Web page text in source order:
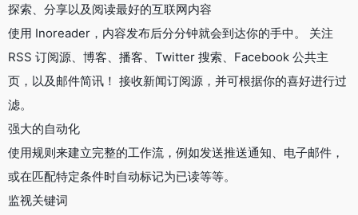
探索、分享以及阅读最好的互联网内容
使用 Inoreader，内容发布后分分钟就会到达你的手中。 关注
RSS 订阅源、博客、播客、Twitter 搜索、Facebook 公共主
页，以及邮件简讯！ 接收新闻订阅源，并可根据你的喜好进行过
滤。
强大的自动化
使用规则来建立完整的工作流，例如发送推送通知、电子邮件，
或在匹配特定条件时自动标记为已读等等。
监视关键词